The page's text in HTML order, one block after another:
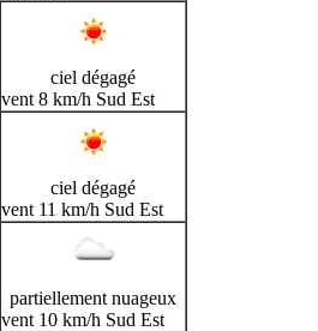
ciel dégagé
vent 8 km/h Sud Est
ciel dégagé
vent 11 km/h Sud Est
partiellement nuageux
vent 10 km/h Sud Est